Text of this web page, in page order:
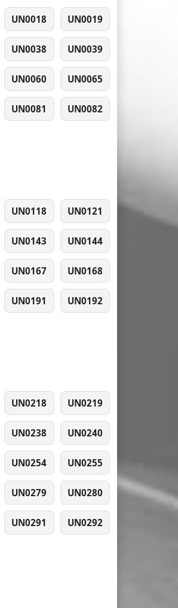
UN0018 UN0019
UN0038 UN0039
UN0060 UN0065
UN0081 UN0082
UN0118 UN0121
UN0143 UN0144
UN0167 UN0168
UN0191 UN0192
UN0218 UN0219
UN0238 UN0240
UN0254 UN0255
UN0279 UN0280
UN0291 UN0292